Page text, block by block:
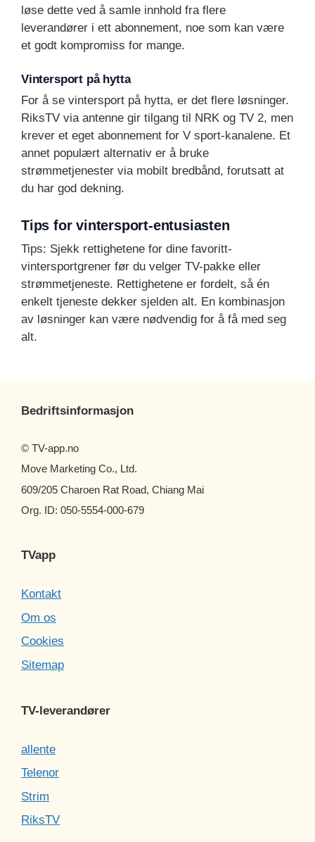
løse dette ved å samle innhold fra flere
leverandører i ett abonnement, noe som kan være
et godt kompromiss for mange.
Vintersport på hytta
For å se vintersport på hytta, er det flere løsninger.
RiksTV via antenne gir tilgang til NRK og TV 2, men
krever et eget abonnement for V sport-kanalene. Et
annet populært alternativ er å bruke
strømmetjenester via mobilt bredbånd, forutsatt at
du har god dekning.
Tips for vintersport-entusiasten
Tips: Sjekk rettighetene for dine favoritt-
vintersportgrener før du velger TV-pakke eller
strømmetjeneste. Rettighetene er fordelt, så én
enkelt tjeneste dekker sjelden alt. En kombinasjon
av løsninger kan være nødvendig for å få med seg
alt.
Bedriftsinformasjon
© TV-app.no
Move Marketing Co., Ltd.
609/205 Charoen Rat Road, Chiang Mai
Org. ID: 050-5554-000-679
TVapp
Kontakt
Om os
Cookies
Sitemap
TV-leverandører
allente
Telenor
Strim
RiksTV